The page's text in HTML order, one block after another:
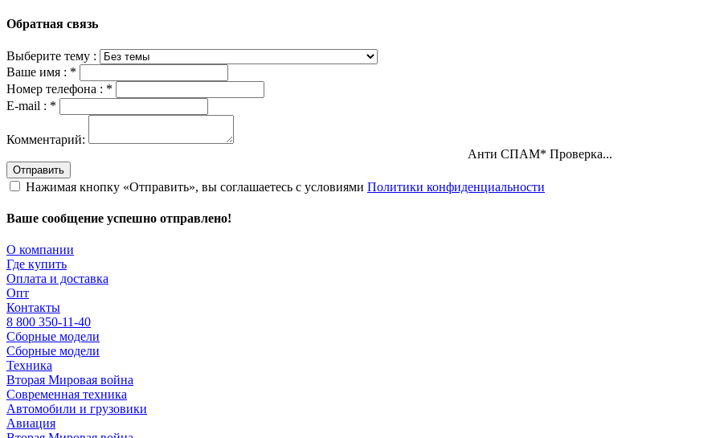
Обратная связь
Выберите тему :
Ваше имя : *
Номер телефона : *
E-mail : *
Комментарий:
Анти СПАМ* Проверка...
Отправить
Нажимая кнопку «Отправить», вы соглашаетесь с условиями Политики конфиденциальности
Ваше сообщение успешно отправлено!
О компании
Где купить
Оплата и доставка
Опт
Контакты
8 800 350-11-40
Сборные модели
Сборные модели
Техника
Вторая Мировая война
Современная техника
Автомобили и грузовики
Авиация